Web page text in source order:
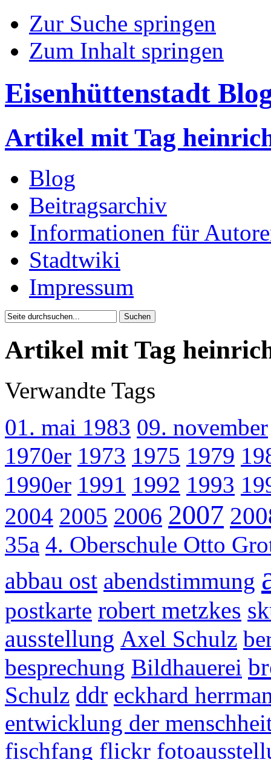
Zur Suche springen
Zum Inhalt springen
Eisenhüttenstadt
Artikel mit Tag
Blog
Beitragsarchiv
Informationen für
Stadtwiki
Impressum
Artikel mit Tag
Verwandte Tags
01. mai 1983 09. november
1970er 1973 1975 1979
1990er 1991 1992 1993
2004 2005 2006 2007
35a 4. Oberschule Otto
abbau ost abendstimmung
postkarte robert metzkes
ausstellung Axel Schulz
besprechung Bildhauerei
Schulz ddr eckhard
entwicklung der
fischfang flickr